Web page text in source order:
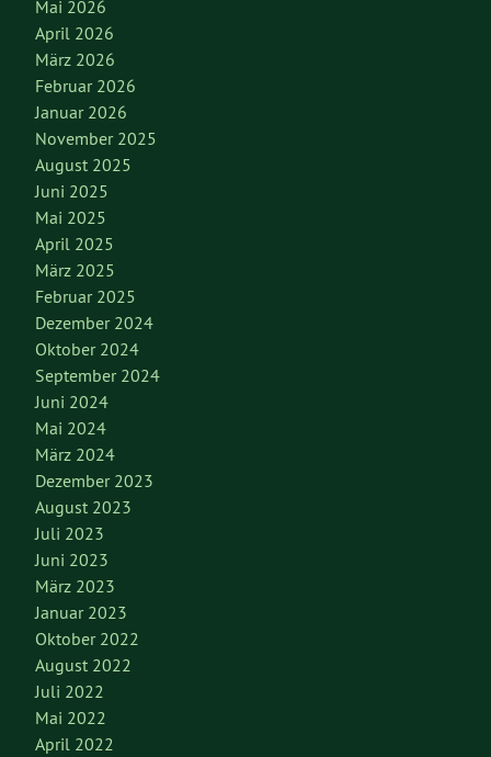
Mai 2026
April 2026
März 2026
Februar 2026
Januar 2026
November 2025
August 2025
Juni 2025
Mai 2025
April 2025
März 2025
Februar 2025
Dezember 2024
Oktober 2024
September 2024
Juni 2024
Mai 2024
März 2024
Dezember 2023
August 2023
Juli 2023
Juni 2023
März 2023
Januar 2023
Oktober 2022
August 2022
Juli 2022
Mai 2022
April 2022